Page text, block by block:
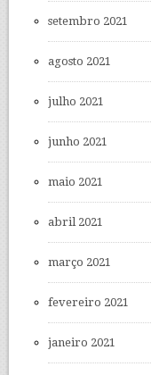
setembro 2021
agosto 2021
julho 2021
junho 2021
maio 2021
abril 2021
março 2021
fevereiro 2021
janeiro 2021